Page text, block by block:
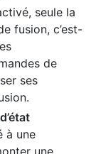
seule la
fusion, c’est-
de
ses
à une
une